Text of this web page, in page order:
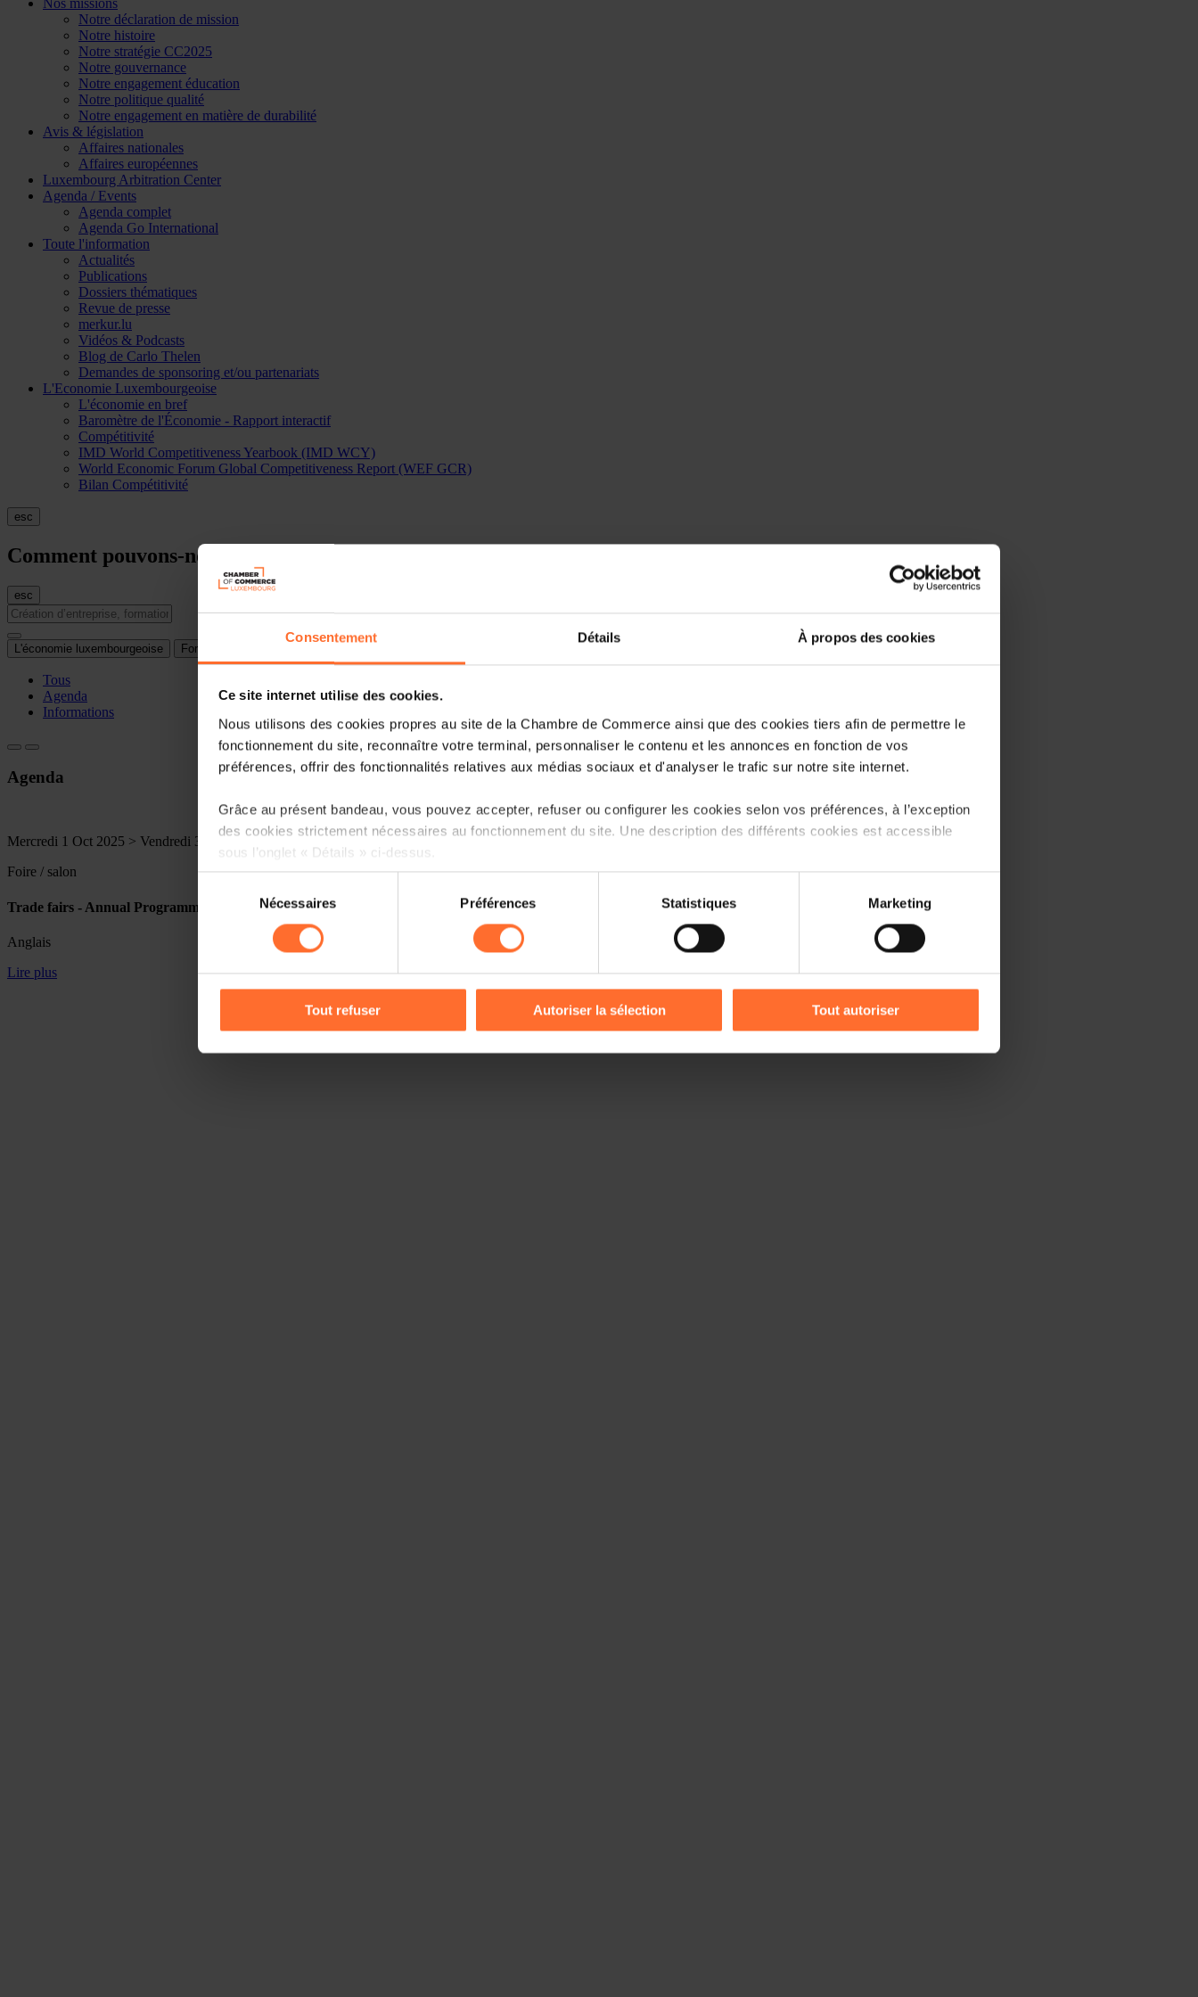
Consentement Détails À propos des cookies
Ce site internet utilise des cookies.
Nous utilisons des cookies propres au site de la Chambre de Commerce ainsi que des cookies tiers afin de permettre le
fonctionnement du site, reconnaître votre terminal, personnaliser le contenu et les annonces en fonction de vos
préférences, offrir des fonctionnalités relatives aux médias sociaux et d'analyser le trafic sur notre site internet.
Grâce au présent bandeau, vous pouvez accepter, refuser ou configurer les cookies selon vos préférences, à l’exception
des cookies strictement nécessaires au fonctionnement du site. Une description des différents cookies est accessible
sous l’onglet « Détails » ci-dessus.
Il est précisé que la navigation sur le site et certaines fonctionnalités (ex : lecture de vidéos, partage sur les réseaux
sociaux, sauvegarde des préférences de lecture vidéo, personnalisation de l’affichage du site) peuvent être affectées en
cas de refus de tous les cookies ou des cookies non nécessaires.
gauche de chaque page.
du
consentement
Nécessaires Préférences Statistiques Marketing
Tout refuser Autoriser la sélection Tout autoriser
Nos missions
Notre déclaration de mission
Notre histoire
Notre stratégie CC2025
Notre gouvernance
Notre engagement éducation
Notre politique qualité
Notre engagement en matière de durabilité
Avis & législation
Affaires nationales
Affaires européennes
Luxembourg Arbitration Center
Agenda / Events
Agenda complet
Agenda Go International
Toute l'information
Actualités
Publications
Dossiers thématiques
Revue de presse
merkur.lu
Vidéos & Podcasts
Blog de Carlo Thelen
Demandes de sponsoring et/ou partenariats
L'Economie Luxembourgeoise
L'économie en bref
Baromètre de l'Économie - Rapport interactif
Compétitivité
IMD World Competitiveness Yearbook (IMD WCY)
World Economic Forum Global Competitiveness Report (WEF GCR)
Bilan Compétitivité
esc
Comment pouvons-nous vous aider?
esc
L'économie luxembourgeoise Formations
Tous
Agenda
Informations
Agenda
Mercredi 1 Oct 2025 > Vendredi 31 Déc 2027
Foire / salon
Trade fairs - Annual Programme 2026-2027
Anglais
Lire plus